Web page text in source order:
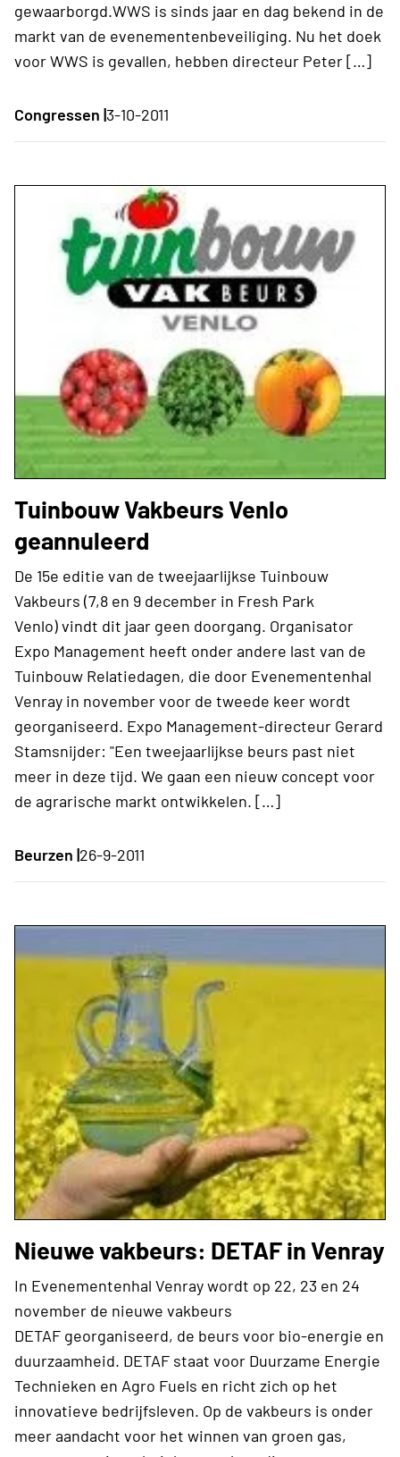
gewaarborgd.WWS is sinds jaar en dag bekend in de
markt van de evenementenbeveiliging. Nu het doek
voor WWS is gevallen, hebben directeur Peter […]
Congressen |3-10-2011
Tuinbouw Vakbeurs Venlo
geannuleerd
De 15e editie van de tweejaarlijkse Tuinbouw
Vakbeurs (7,8 en 9 december in Fresh Park
Venlo) vindt dit jaar geen doorgang. Organisator
Expo Management heeft onder andere last van de
Tuinbouw Relatiedagen, die door Evenementenhal
Venray in november voor de tweede keer wordt
georganiseerd. Expo Management-directeur Gerard
Stamsnijder: "Een tweejaarlijkse beurs past niet
meer in deze tijd. We gaan een nieuw concept voor
de agrarische markt ontwikkelen. […]
Beurzen |26-9-2011
Nieuwe vakbeurs: DETAF in Venray
In Evenementenhal Venray wordt op 22, 23 en 24
november de nieuwe vakbeurs
DETAF georganiseerd, de beurs voor bio-energie en
duurzaamheid. DETAF staat voor Duurzame Energie
Technieken en Agro Fuels en richt zich op het
innovatieve bedrijfsleven. Op de vakbeurs is onder
meer aandacht voor het winnen van groen gas,